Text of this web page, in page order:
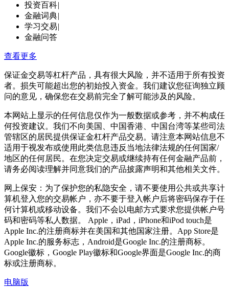
投资百科|
金融词典|
学习交易|
金融问答
查看更多
保证金交易等杠杆产品，具有很大风险，并不适用于所有投资
者。损失可能超出您的初始投入资金。我们建议您征询独立顾
问的意见，确保您在交易前完全了解可能涉及的风险。
本网站上显示的任何信息仅作为一般数据或参考，并不构成任
何投资建议。我们不向美国、中国香港、中国台湾等某些司法
管辖区的居民提供保证金杠杆产品交易。请注意本网站信息不
适用于视发布或使用此类信息违反当地法律法规的任何国家/
地区的任何居民。在您决定交易或继续持有任何金融产品前，
请务必阅读理解并同意我们的产品披露声明和其他相关文件。
网上保安：为了保护您的私隐安全，请不要使用公共或共享计
算机登入您的交易帐户，亦不要于登入帐户后将密码保存于任
何计算机或移动设备。我们不会以电邮方式要求您提供帐户号
码和密码等私人数据。 Apple，iPad，iPhone和iPod touch是
Apple Inc.的注册商标并在美国和其他国家注册。App Store是
Apple Inc.的服务标志，Android是Google Inc.的注册商标。
Google徽标，Google Play徽标和Google界面是Google Inc.的商
标或注册商标。
电脑版